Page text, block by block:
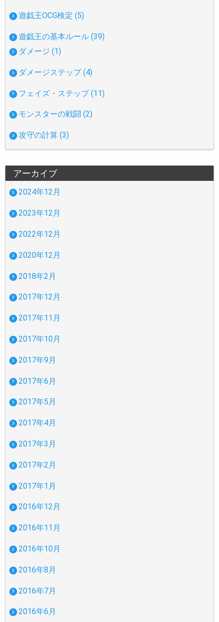
遊戯王OCG検定 (5)
遊戯王の基本ルール (39)
ダメージ (1)
ダメージステップ (4)
フェイズ・ステップ (11)
モンスターの戦闘 (2)
攻守の計算 (3)
アーカイブ
2024年12月
2023年12月
2022年12月
2020年12月
2018年2月
2017年12月
2017年11月
2017年10月
2017年9月
2017年6月
2017年5月
2017年4月
2017年3月
2017年2月
2017年1月
2016年12月
2016年11月
2016年10月
2016年8月
2016年7月
2016年6月